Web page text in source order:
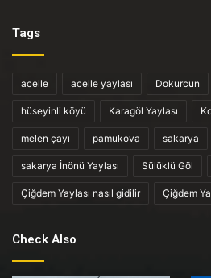
Tags
acelle acelle yaylası Dokurcun
hüseyinli köyü Karagöl Yaylası
melen çayı pamukova sakarya
sakarya İnönü Yaylası Sülüklü Göl
Çiğdem Yaylası nasıl gidilir Çiğdem
Check Also